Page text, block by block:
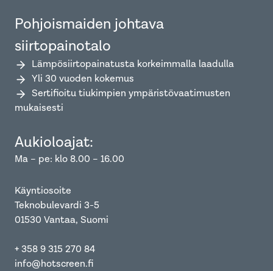
Pohjoismaiden johtava
siirtopainotalo
Lämpösiirtopainatusta korkeimmalla laadulla
Yli 30 vuoden kokemus
Sertifioitu tiukimpien ympäristövaatimusten
mukaisesti
Aukioloajat:
Ma – pe: klo 8.00 – 16.00
Käyntiosoite
Teknobulevardi 3-5
01530 Vantaa, Suomi
+ 358 9 315 270 84
info@hotscreen.fi